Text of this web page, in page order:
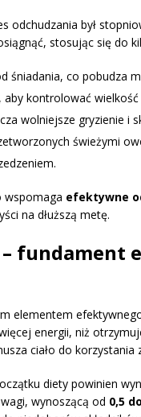
odchudzania był
stosując się do
śniadania, co pobudza
aby kontrolować
wolniejsze gryzienie i
świeżymi
wspomaga efektywne
na dłuższą metę.
fundament
elementem
energii, niż
ciało do korzystania
diety powinien
wynoszącą od 0,5